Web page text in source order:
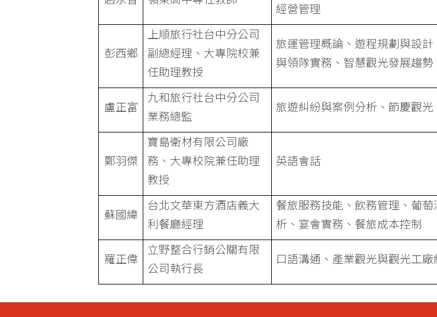
經營管理
彭西鄉
上順旅行社台中分公司
副總經理、大專院校兼
任助理教授
旅運管理概論、遊程規劃與設計
與領隊實務、智慧觀光發展趨勢
盧正富
九和旅行社台中分公司
業務總監
旅遊糾紛與案例分析、節慶觀光
鄭羽傑
寶島衛材有限公司廠
務、大專校院兼任助理
教授
英語會話
蘇國緯
台北文華東方酒店義大
利餐廳經理
餐旅服務技能、飲務管理、葡萄
析、宴會實務、餐旅成本控制
羅正偉
立野整合行銷公關有限
公司執行長
口語溝通、產業觀光與觀光工廠